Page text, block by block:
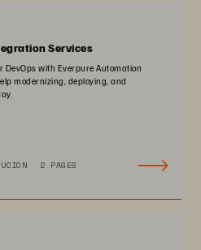
Services
with Everpure Automation
modernizing, deploying, and
2 PAGES